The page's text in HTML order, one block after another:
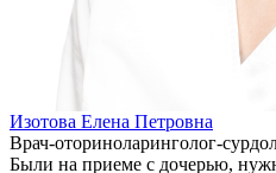
Изотова Елена Петровна
Врач-оториноларинголог-
Были на приеме с дочерью,